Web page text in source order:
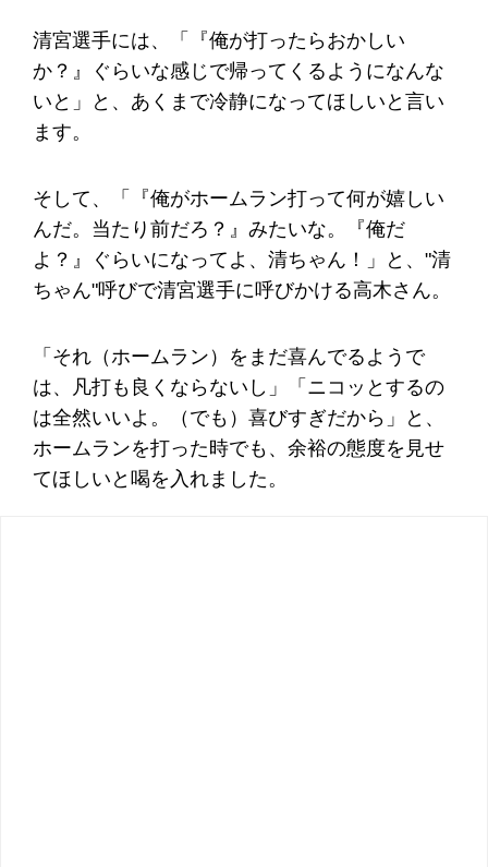
清宮選手には、「『俺が打ったらおかしい
か？』ぐらいな感じで帰ってくるようになんな
いと」と、あくまで冷静になってほしいと言い
ます。
そして、「『俺がホームラン打って何が嬉しい
んだ。当たり前だろ？』みたいな。『俺だ
よ？』ぐらいになってよ、清ちゃん！」と、"清
ちゃん"呼びで清宮選手に呼びかける高木さん。
「それ（ホームラン）をまだ喜んでるようで
は、凡打も良くならないし」「ニコッとするの
は全然いいよ。（でも）喜びすぎだから」と、
ホームランを打った時でも、余裕の態度を見せ
てほしいと喝を入れました。